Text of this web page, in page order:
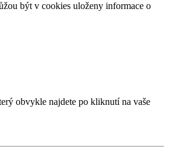
být v cookies uloženy informace o
obvykle najdete po kliknutí na vaše